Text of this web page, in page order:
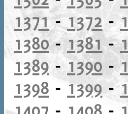
1371-1372 -
1380-1381-
1389 -1390-
1398 -1399 -